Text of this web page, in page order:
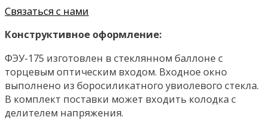
Связаться с нами
Конструктивное оформление:
ФЭУ-175 изготовлен в стеклянном баллоне с
торцевым оптическим входом. Входное окно
выполнено из боросиликатного увиолевого стекла.
В комплект поставки может входить колодка с
делителем напряжения.